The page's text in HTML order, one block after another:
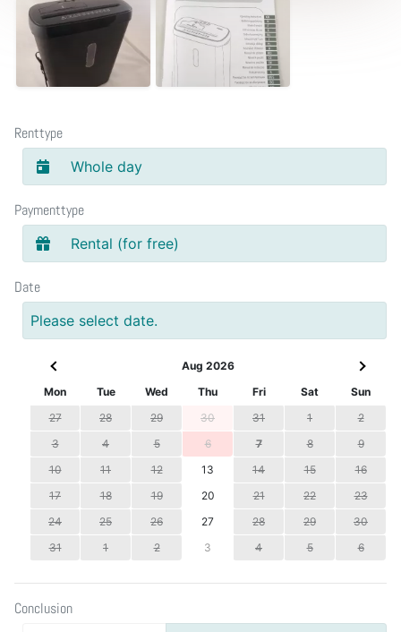
Renttype
Whole day
Paymenttype
Rental (for free)
Date
Please select date.
Aug 2026
Mon
Tue Wed Thu Fri Sat
Sun
27
28 29 30 31 1
2
3
4 5 6 7 8
9
10
11 12 13 14 15
16
17
18 19 20 21 22
23
24
25 26 27 28 29
30
31
1 2 3 4 5 6
Conclusion